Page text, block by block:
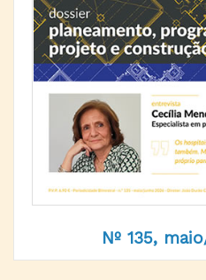
Nº 135,